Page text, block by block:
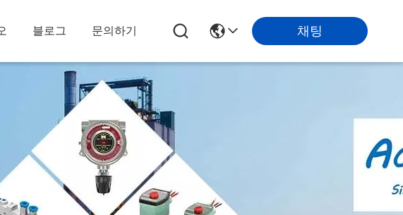
블로그 문의하기 채팅